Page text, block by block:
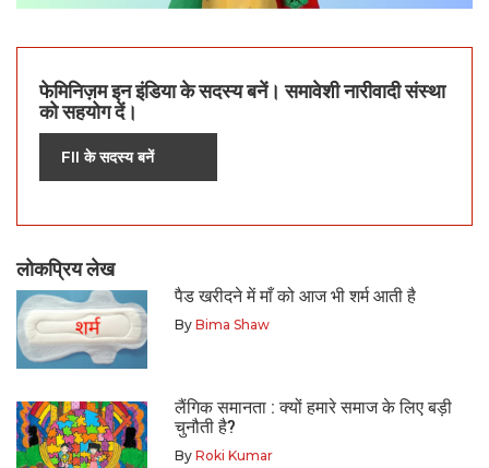
फेमिनिज़म इन इंडिया के सदस्य बनें। समावेशी नारीवादी संस्था
को सहयोग दें।
FII के सदस्य बनें
लोकप्रिय लेख
पैड खरीदने में माँ को आज भी शर्म आती है
By Bima Shaw
लैंगिक समानता : क्यों हमारे समाज के लिए बड़ी
चुनौती है?
By Roki Kumar